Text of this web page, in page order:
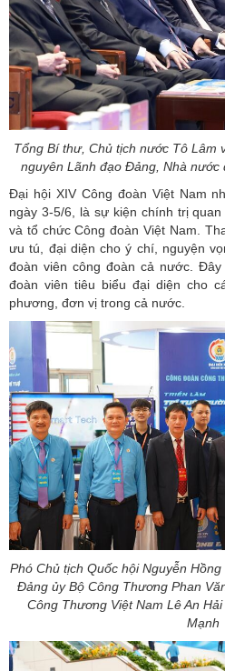
Tổng Bí thư, Chủ tịch nước Tô Lâm
nguyên Lãnh đạo Đảng, Nhà nước
Đại hội XIV Công đoàn Việt Nam
ngày 3-5/6, là sự kiện chính trị
và tổ chức Công đoàn Việt Nam.
ưu tú, đại diện cho ý chí, nguyện
đoàn viên công đoàn cả nước.
đoàn viên tiêu biểu đại diện cho
phương, đơn vị trong cả nước.
Phó Chủ tịch Quốc hội Nguyễn
Đảng ủy Bộ Công Thương Phan
Công Thương Việt Nam Lê An
Mạnh